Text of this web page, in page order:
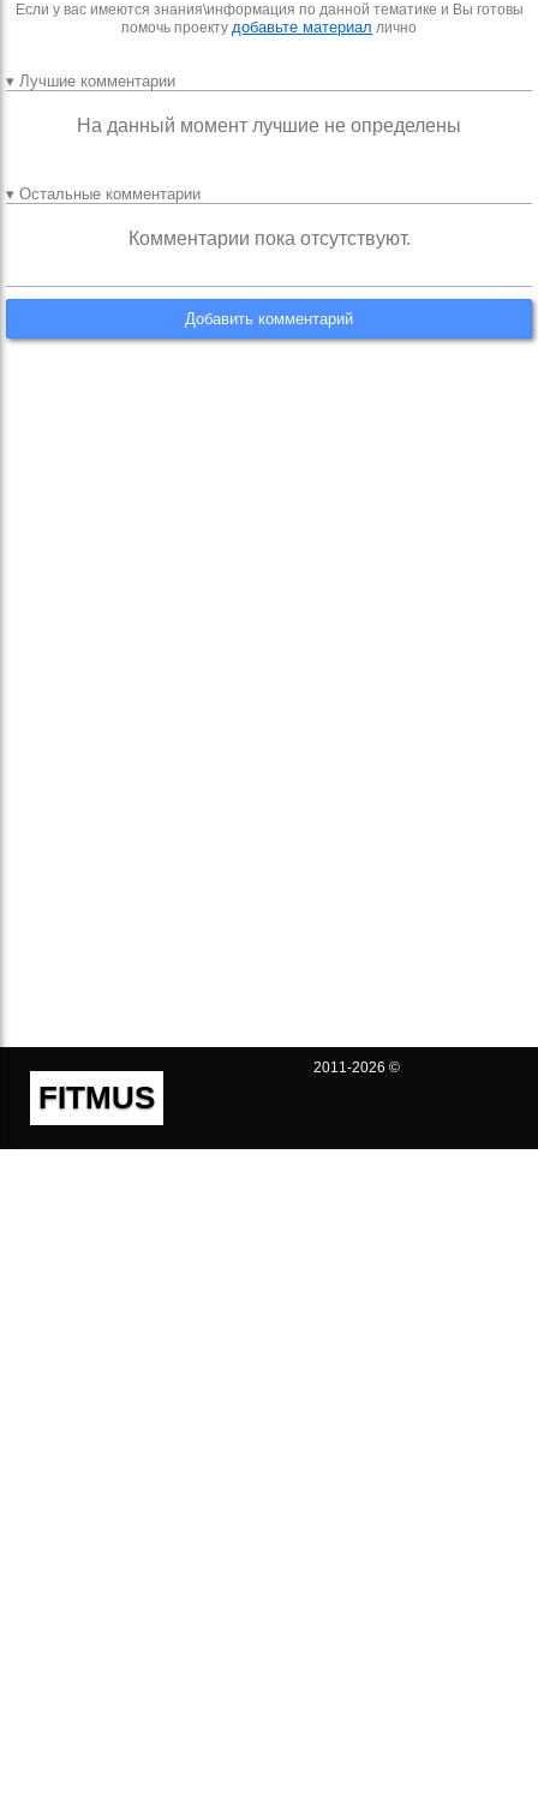
Если у вас имеются знания\информация по данной тематике и Вы готовы
помочь проекту добавьте материал лично
▾ Лучшие комментарии
На данный момент лучшие не определены
▾ Остальные комментарии
Комментарии пока отсутствуют.
Добавить комментарий
FITMUS
2011-2026 ©